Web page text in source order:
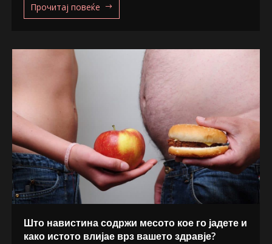
Прочитај повеќе
Што навистина содржи месото кое го јадете и
како истото влијае врз вашето здравје?